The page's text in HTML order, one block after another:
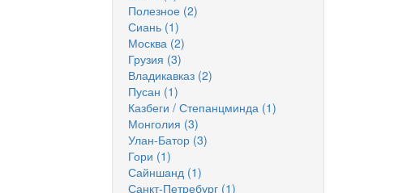
Полезное (2)
Сиань (1)
Москва (2)
Грузия (3)
Владикавказ (2)
Пусан (1)
Казбеги / Степанцминда (1)
Монголия (3)
Улан-Батор (3)
Гори (1)
Сайншанд (1)
Санкт-Петребург (1)